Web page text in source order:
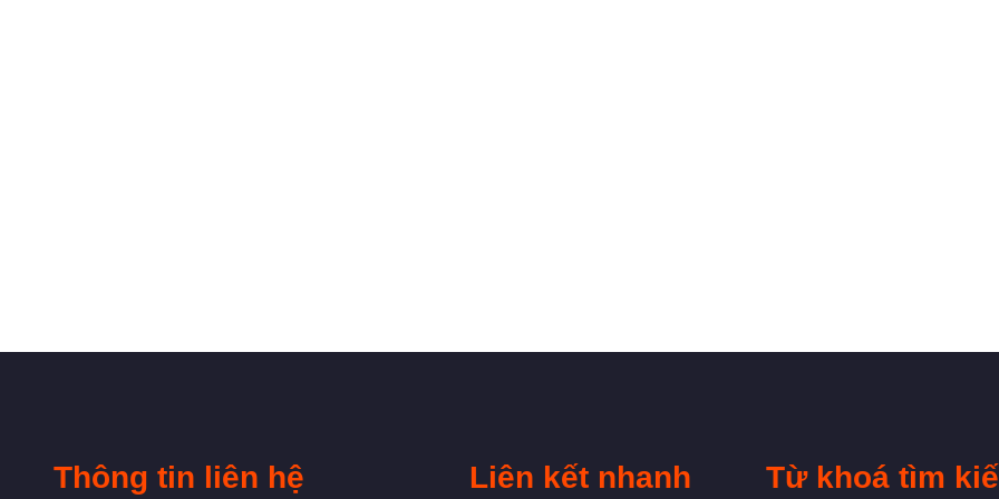
Thông tin liên hệ Liên kết nhanh Từ khoá tìm